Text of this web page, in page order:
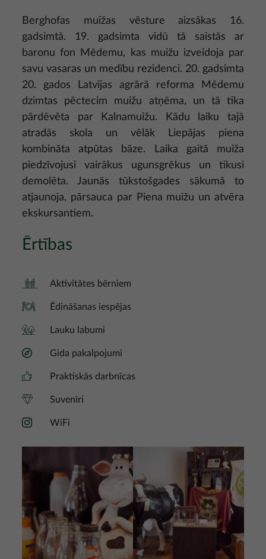
Berghofas muižas vēsture aizsākas 16.
gadsimtā. 19. gadsimta vidū tā saistās ar
baronu fon Mēdemu, kas muižu izveidoja par
savu vasaras un medību rezidenci. 20. gadsimta
20. gados Latvijas agrārā reforma Mēdemu
dzimtas pēctecim muižu atņēma, un tā tika
pārdēvēta par Kalnamuižu. Kādu laiku tajā
atradās skola un vēlāk Liepājas piena
kombināta atpūtas bāze. Laika gaitā muiža
piedzīvojusi vairākus ugunsgrēkus un tikusi
demolēta. Jaunās tūkstošgades sākumā to
atjaunoja, pārsauca par Piena muižu un atvēra
ekskursantiem.
Ērtības
Aktivitātes bērniem
Ēdināšanas iespējas
Lauku labumi
Gida pakalpojumi
Praktiskās darbnīcas
Suvenīri
WiFi